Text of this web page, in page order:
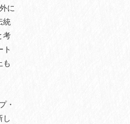
に
統
考
ト
も
・
し